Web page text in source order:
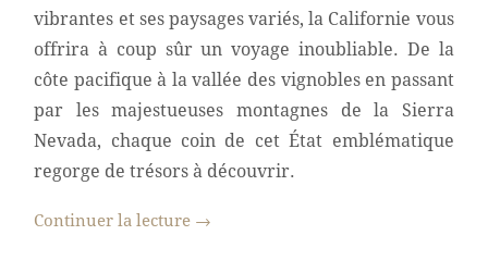
vibrantes et ses paysages variés, la Californie vous
offrira à coup sûr un voyage inoubliable. De la
côte pacifique à la vallée des vignobles en passant
par les majestueuses montagnes de la Sierra
Nevada, chaque coin de cet État emblématique
regorge de trésors à découvrir.
Continuer la lecture →